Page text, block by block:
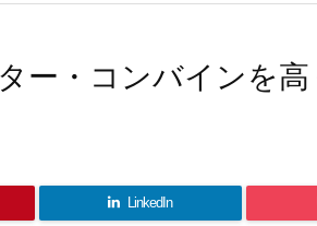
ー・コンバインを
LinkedIn